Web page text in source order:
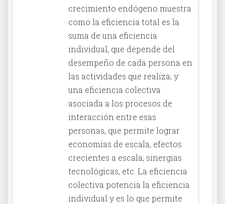
crecimiento endógeno muestra
como la eficiencia total es la
suma de una eficiencia
individual, que depende del
desempeño de cada persona en
las actividades que realiza; y
una eficiencia colectiva
asociada a los procesos de
interacción entre esas
personas, que permite lograr
economías de escala, efectos
crecientes a escala, sinergias
tecnológicas, etc. La eficiencia
colectiva potencia la eficiencia
individual y es lo que permite